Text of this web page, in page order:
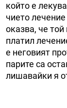
който е
чието
оказва, че
платил
е неговият
парите са
лишавайки я